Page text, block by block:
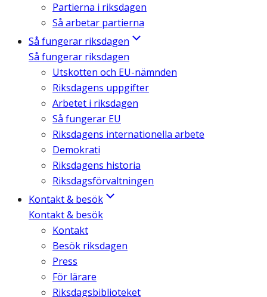
Partierna i riksdagen
Så arbetar partierna
Så fungerar riksdagen
Så fungerar riksdagen
Utskotten och EU-nämnden
Riksdagens uppgifter
Arbetet i riksdagen
Så fungerar EU
Riksdagens internationella arbete
Demokrati
Riksdagens historia
Riksdagsförvaltningen
Kontakt & besök
Kontakt & besök
Kontakt
Besök riksdagen
Press
För lärare
Riksdagsbiblioteket